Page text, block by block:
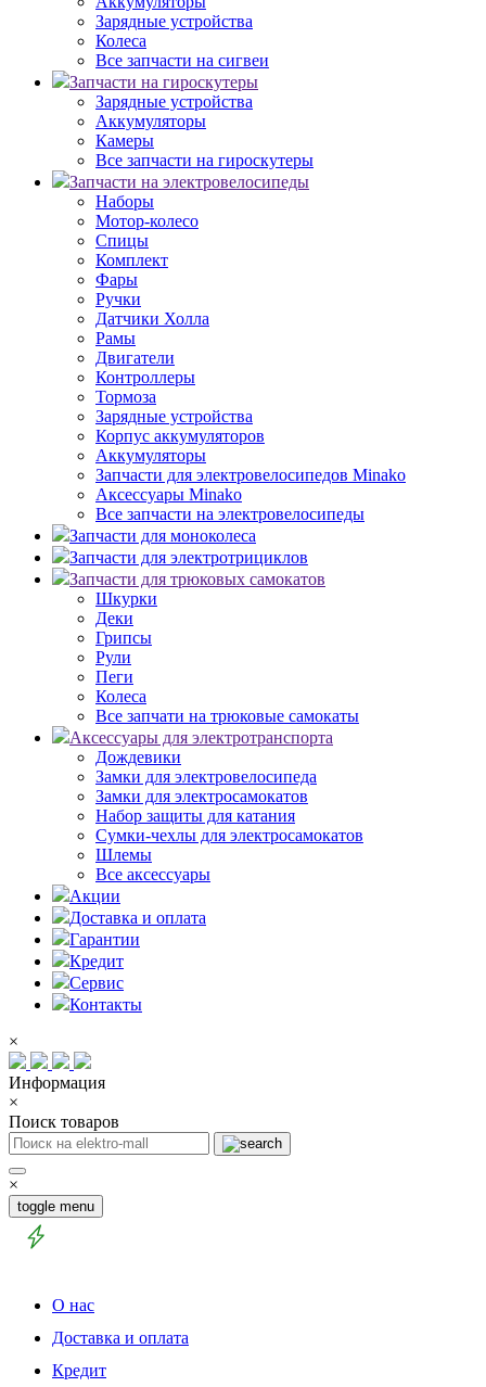
Зарядные устройства
Колеса
Все запчасти на сигвеи
Запчасти на гироскутеры
Зарядные устройства
Аккумуляторы
Камеры
Все запчасти на гироскутеры
Запчасти на электровелосипеды
Наборы
Мотор-колесо
Спицы
Комплект
Фары
Ручки
Датчики Холла
Рамы
Двигатели
Контроллеры
Тормоза
Зарядные устройства
Корпус аккумуляторов
Аккумуляторы
Запчасти для электровелосипедов Minako
Аксессуары Minako
Все запчасти на электровелосипеды
Запчасти для моноколеса
Запчасти для электротрициклов
Запчасти для трюковых самокатов
Шкурки
Деки
Грипсы
Рули
Пеги
Колеса
Все запчати на трюковые самокаты
Аксессуары для электротранспорта
Дождевики
Замки для электровелосипеда
Замки для электросамокатов
Набор защиты для катания
Сумки-чехлы для электросамокатов
Шлемы
Все аксессуары
Акции
Доставка и оплата
Гарантии
Кредит
Сервис
Контакты
×
Информация
×
Поиск товаров
×
toggle menu
О нас
Доставка и оплата
Кредит